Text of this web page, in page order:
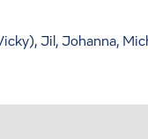
Jil, Johanna,